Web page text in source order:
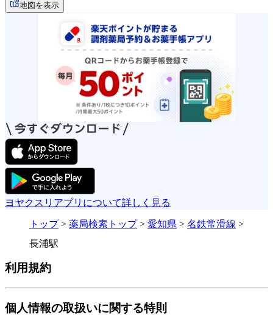
地図を表示
ヨヤクスリアプリについて詳しく見る
トップ> 薬局検索トップ> 愛知県 > 名鉄常滑線 >
長浦駅
利用規約
個人情報の取扱いに関する特則